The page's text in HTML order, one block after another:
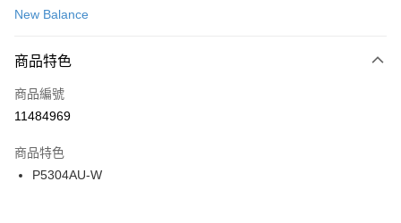
便利好安心！
３．安心：先確認商品／服務後，再付款。
【「AFTEE先享後付」結帳流程】
１．於結帳方式選擇「AFTEE先享後付」後，將跳轉至「AFTEE先享後付」
２．訂單成立數日內，您將收到繳費通知簡訊。
３．收到繳費通知簡訊後14天內，點擊此簡訊中的連結，可透過四大超商／
ATM／網路銀行／等多元方式進行付款，方視為交易完成。
運送方式
每筆NT$100，滿NT$1,500(含以上)免運費
宅配
每筆NT$100，滿NT$1,500(含以上)免運費
付款後門市自取
每筆NT$100，滿NT$1,500(含以上)免運費
New Balance
商品特色
商品編號
11484969
商品特色
P5304AU-W